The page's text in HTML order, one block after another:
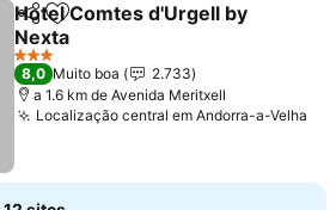
PartilharAdicionar aos favoritos
Hotel Comtes d'Urgell by
Nexta
Ver preços
3 Estrelas
8,0 Muito boa
2.733
a 1.6 km de Avenida Meritxell
Localização central em Andorra-a-Velha